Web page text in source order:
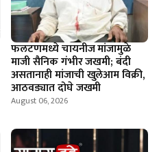
फलटणमध्ये चायनीज मांजामुळे
माजी सैनिक गंभीर जखमी; बंदी
असतानाही मांजाची खुलेआम विक्री,
आठवड्यात दोघे जखमी
August 06, 2026